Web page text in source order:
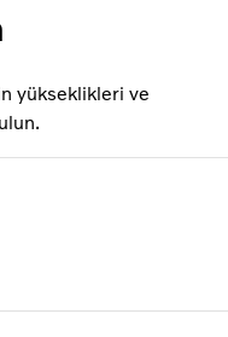
yükseklikleri ve